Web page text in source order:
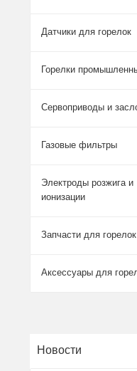
Датчики для горелок
Горелки
Сервоприводы и
Газовые фильтры
Электроды розжига и
ионизации
Запчасти для горелок
Аксессуары для
Новости